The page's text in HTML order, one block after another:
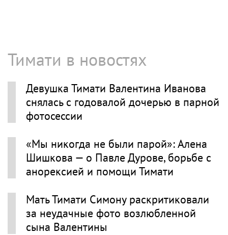
Тимати в новостях
Девушка Тимати Валентина Иванова
снялась с годовалой дочерью в парной
фотосессии
«Мы никогда не были парой»: Алена
Шишкова — о Павле Дурове, борьбе с
анорексией и помощи Тимати
Мать Тимати Симону раскритиковали
за неудачные фото возлюбленной
сына Валентины